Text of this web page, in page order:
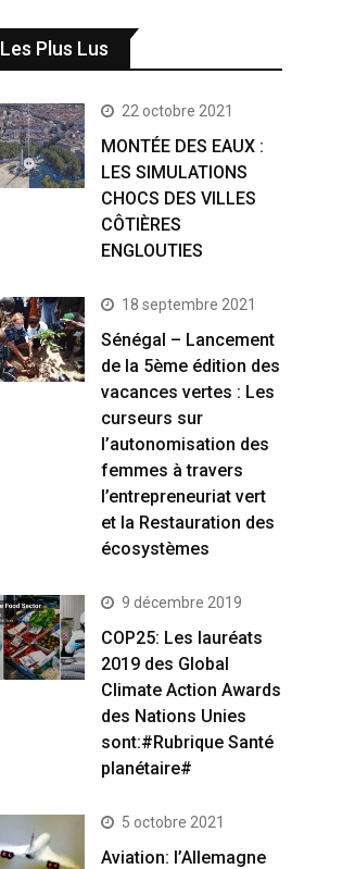
Les Plus Lus
22 octobre 2021
MONTÉE DES EAUX :
LES SIMULATIONS
CHOCS DES VILLES
CÔTIÈRES
ENGLOUTIES
18 septembre 2021
Sénégal – Lancement
de la 5ème édition des
vacances vertes : Les
curseurs sur
l’autonomisation des
femmes à travers
l’entrepreneuriat vert
et la Restauration des
écosystèmes
9 décembre 2019
COP25: Les lauréats
2019 des Global
Climate Action Awards
des Nations Unies
sont:#Rubrique Santé
planétaire#
5 octobre 2021
Aviation: l’Allemagne